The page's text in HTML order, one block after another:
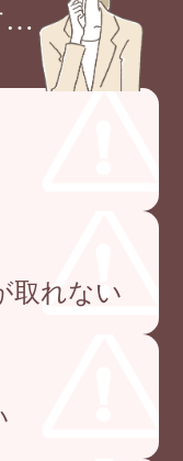
…
取れない